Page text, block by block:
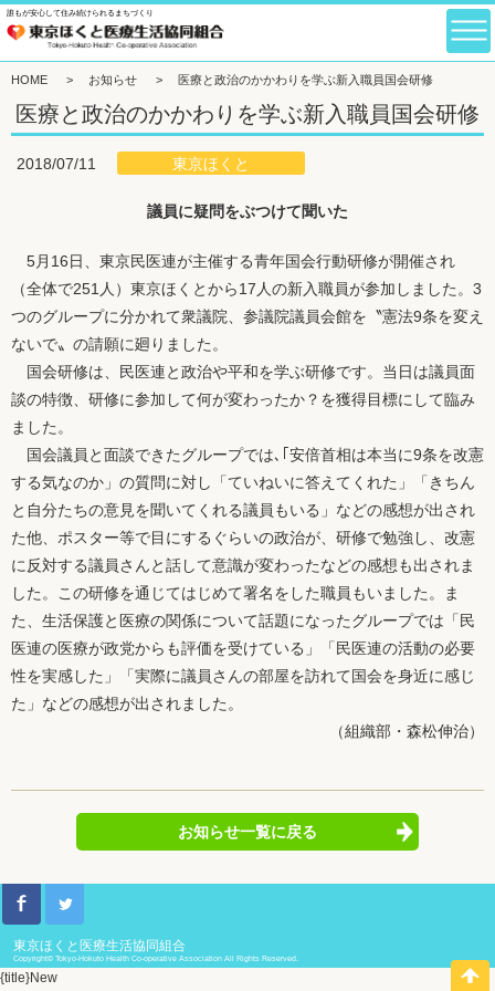
誰もが安心して住み続けられるまちづくり
HOME > お知らせ > 医療と政治のかかわりを学ぶ新入職員国会研修
医療と政治のかかわりを学ぶ新入職員国会研修
2018/07/11 東京ほくと
議員に疑問をぶつけて聞いた
5月16日、東京民医連が主催する青年国会行動研修が開催され
（全体で251人）東京ほくとから17人の新入職員が参加しました。3
つのグループに分かれて衆議院、参議院議員会館を〝憲法9条を変え
ないで〟の請願に廻りました。
国会研修は、民医連と政治や平和を学ぶ研修です。当日は議員面
談の特徴、研修に参加して何が変わったか？を獲得目標にして臨み
ました。
国会議員と面談できたグループでは､｢安倍首相は本当に9条を改憲
する気なのか」の質問に対し「ていねいに答えてくれた」「きちん
と自分たちの意見を聞いてくれる議員もいる」などの感想が出され
た他、ポスター等で目にするぐらいの政治が、研修で勉強し、改憲
に反対する議員さんと話して意識が変わったなどの感想も出されま
した。この研修を通じてはじめて署名をした職員もいました。ま
た、生活保護と医療の関係について話題になったグループでは「民
医連の医療が政党からも評価を受けている」「民医連の活動の必要
性を実感した」「実際に議員さんの部屋を訪れて国会を身近に感じ
た」などの感想が出されました。
（組織部・森松伸治）
お知らせ一覧に戻る
東京ほくと医療生活協同組合
Copyright© Tokyo-Hokuto Health Co-operative Association All Rights Reserved.
{title}New